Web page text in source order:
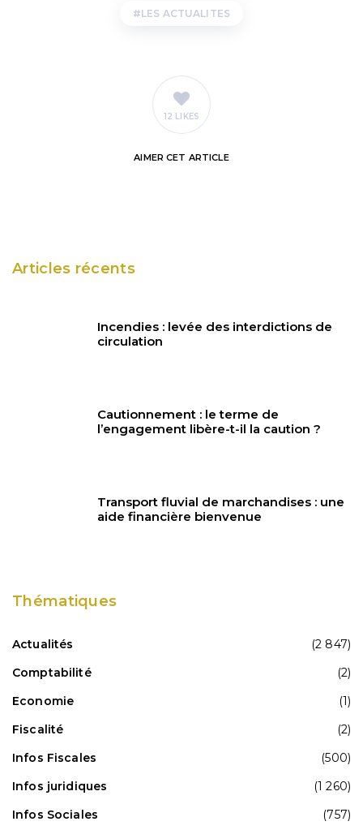
LES ACTUALITES
12 LIKES
AIMER CET ARTICLE
Articles récents
Incendies : levée des interdictions de
circulation
Cautionnement : le terme de
l’engagement libère-t-il la caution ?
Transport fluvial de marchandises : une
aide financière bienvenue
Thématiques
Actualités
(2 847)
Comptabilité
(2)
Economie
(1)
Fiscalité
(2)
Infos Fiscales
(500)
Infos juridiques
(1 260)
Infos Sociales
(757)